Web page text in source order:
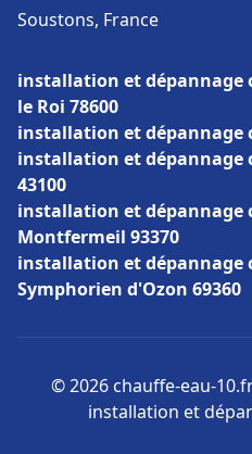
Soustons, France
installation et dépannage
le Roi 78600
installation et dépannage
installation et dépannage
43100
installation et dépannage
Montfermeil 93370
installation et dépannage
Symphorien d'Ozon 69360
© 2026 chauffe-eau-
installation et